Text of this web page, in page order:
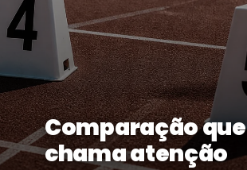
Comparação que
chama atenção